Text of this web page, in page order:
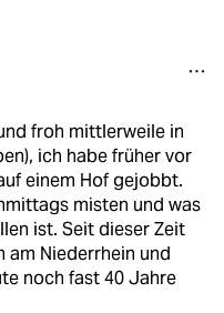
froh mittlerweile in
ich habe früher vor
einem Hof gejobbt.
misten und was
ist. Seit dieser Zeit
am Niederrhein und
noch fast 40 Jahre